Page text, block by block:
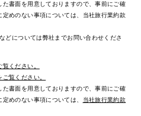
書面を用意しておりますので、事前にご確
めのない事項については、当社旅行業約款
については弊社までお問い合わせくださ
ください。
覧ください。
書面を用意しておりますので、事前にご確
めのない事項については、
当社旅行業約款